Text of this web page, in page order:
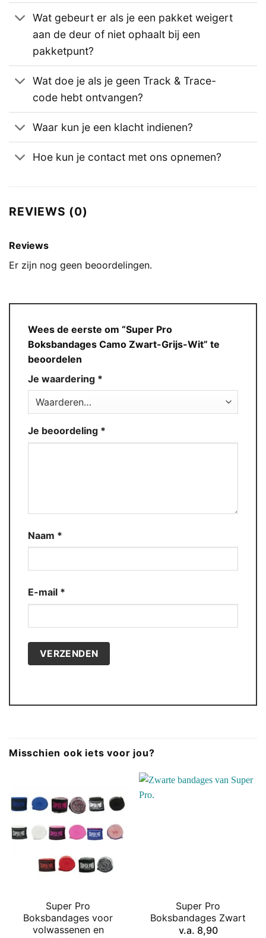
Wat gebeurt er als je een pakket weigert
aan de deur of niet ophaalt bij een
pakketpunt?
Wat doe je als je geen Track & Trace-
code hebt ontvangen?
Waar kun je een klacht indienen?
Hoe kun je contact met ons opnemen?
REVIEWS (0)
Reviews
Er zijn nog geen beoordelingen.
Wees de eerste om “Super Pro
Boksbandages Camo Zwart-Grijs-Wit” te
beoordelen
Je waardering *
Je beoordeling *
Naam *
E-mail *
Misschien ook iets voor jou?
Super Pro
Boksbandages voor
volwassenen en
Super Pro
Boksbandages Zwart
v.a. 8,90